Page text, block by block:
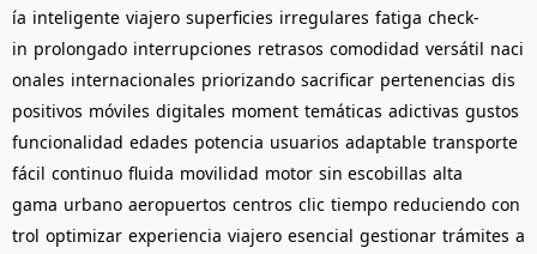
ía inteligente viajero superficies irregulares fatiga check-
in prolongado interrupciones retrasos comodidad versátil naci
onales internacionales priorizando sacrificar pertenencias dis
positivos móviles digitales moment temáticas adictivas gustos
funcionalidad edades potencia usuarios adaptable transporte
fácil continuo fluida movilidad motor sin escobillas alta
gama urbano aeropuertos centros clic tiempo reduciendo con
trol optimizar experiencia viajero esencial gestionar trámites a